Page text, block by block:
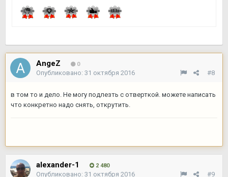
AngeZ 0
#8
Опубликовано: 31 октября 2016
в том то и дело. Не могу подлезть с отверткой. можете написать
что конкретно надо снять, открутить.
alexander-1 2 480
#9
Опубликовано: 31 октября 2016